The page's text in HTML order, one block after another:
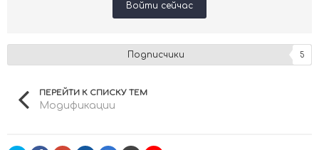
Войти сейчас
Подписчики 5
ПЕРЕЙТИ К СПИСКУ ТЕМ
Модификации